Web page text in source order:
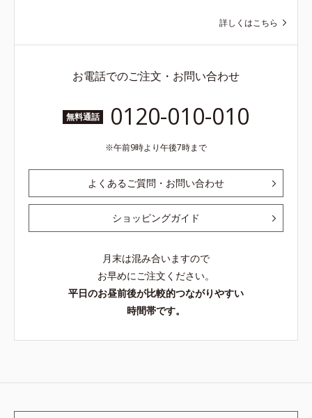
詳しくはこちら
お電話でのご注文・お問い合わせ
無料通話 0120-010-010
午前9時より午後7時まで
よくあるご質問・お問い合わせ
ショッピングガイド
月末は混み合いますので
お早めにご注文ください。
平日のお昼前後が比較的つながりやすい
時間帯です。